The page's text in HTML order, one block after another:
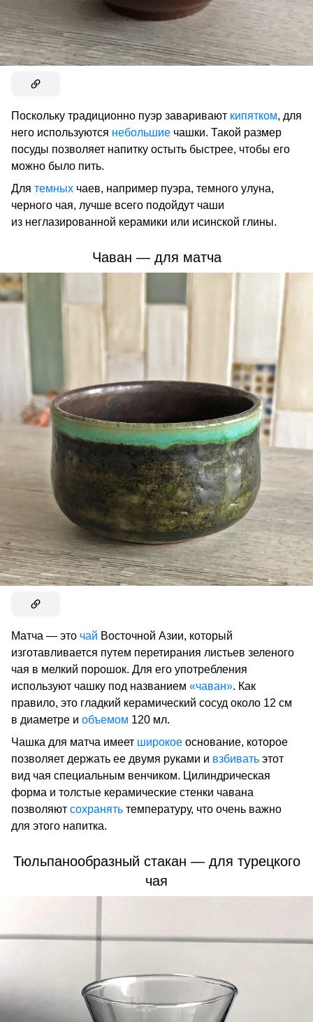
Поскольку традиционно пуэр заваривают кипятком, для
него используются небольшие чашки. Такой размер
посуды позволяет напитку остыть быстрее, чтобы его
можно было пить.
Для темных чаев, например пуэра, темного улуна,
черного чая, лучше всего подойдут чаши
из неглазированной керамики или исинской глины.
Чаван — для матча
Матча — это чай Восточной Азии, который
изготавливается путем перетирания листьев зеленого
чая в мелкий порошок. Для его употребления
используют чашку под названием «чаван». Как
правило, это гладкий керамический сосуд около 12 см
в диаметре и объемом 120 мл.
Чашка для матча имеет широкое основание, которое
позволяет держать ее двумя руками и взбивать этот
вид чая специальным венчиком. Цилиндрическая
форма и толстые керамические стенки чавана
позволяют сохранять температуру, что очень важно
для этого напитка.
Тюльпанообразный стакан — для турецкого
чая